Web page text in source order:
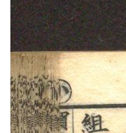
-
102/515